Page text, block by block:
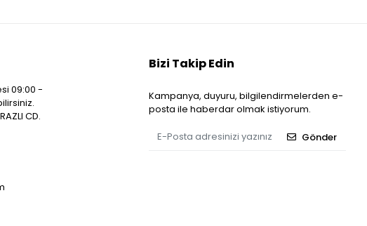
09:00 -
CD.
Bizi Takip Edin
Kampanya, duyuru, bilgilendirmelerden e-
posta ile haberdar olmak istiyorum.
Gönder